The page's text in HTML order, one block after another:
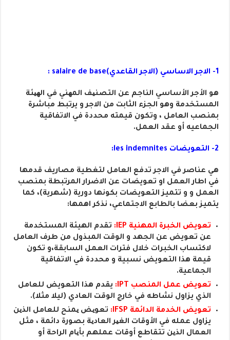
1- الاجر الاساسي (الاجر القاعدي)salaire de base :
هو الأجر الأساسي الناجم عن التصنیف المھني في الھیئة
المستخدمة وهو الجزء الثابت من الاجر و يرتبط مباشرة
بمنصب العامل ، وتكون قيمته محددة في الاتفاقية
الجماعيه أو عقد العمل.
2- التعويضات les indemnites:
هي عناصر في الاجر تدفع العامل لتغطية مصاريف قدمها
في اطار العمل او تعويضات عن الاضرار المرتبطة بمنصب
العمل و و تتميز التعويضات بكونها دورية (شهرية)، كما
يتميز بعضا بالطابع الاجتماعي، نذكر اهمها:
تعويض الخبرة المهنية IEP:
تقدم الهيئة المستخدمة
عن تعويض عن الجهد و الوقت المبذول من طرف العامل
لاكتساب الخبرات خلال فترات العمل السابقة،و تكون
قيمة هذا التعويض نسبية و محددة في الاتفاقية
الجماعية.
تعويض عمل المنصب IPT:
يقدم هذا التعويض للعامل
الذي يزاول نشاطه في خارج الوقت العادي (ليلا مثلا).
تعويض الخدمة الدائمة IFSP:
تعویض یمنح للعامل الذین
يزاول عمله في الأوقات الغیر العادیة بصورة دائمة ، مثل
العمال الذین تتقاطع أوقات عملهم بأیام الراحة أو